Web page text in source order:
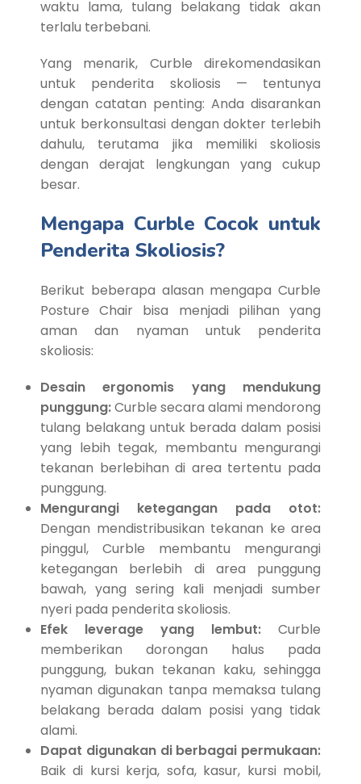
waktu lama, tulang belakang tidak akan
terlalu terbebani.
Yang menarik, Curble direkomendasikan
untuk penderita skoliosis — tentunya
dengan catatan penting: Anda disarankan
untuk berkonsultasi dengan dokter terlebih
dahulu, terutama jika memiliki skoliosis
dengan derajat lengkungan yang cukup
besar.
Mengapa Curble Cocok untuk
Penderita Skoliosis?
Berikut beberapa alasan mengapa Curble
Posture Chair bisa menjadi pilihan yang
aman dan nyaman untuk penderita
skoliosis:
Desain ergonomis yang mendukung
punggung:Curble secara alami mendorong
tulang belakang untuk berada dalam posisi
yang lebih tegak, membantu mengurangi
tekanan berlebihan di area tertentu pada
punggung.
Mengurangi ketegangan pada otot:
Dengan mendistribusikan tekanan ke area
pinggul, Curble membantu mengurangi
ketegangan berlebih di area punggung
bawah, yang sering kali menjadi sumber
nyeri pada penderita skoliosis.
Efek leverage yang lembut: Curble
memberikan dorongan halus pada
punggung, bukan tekanan kaku, sehingga
nyaman digunakan tanpa memaksa tulang
belakang berada dalam posisi yang tidak
alami.
Dapat digunakan di berbagai permukaan:
Baik di kursi kerja, sofa, kasur, kursi mobil,